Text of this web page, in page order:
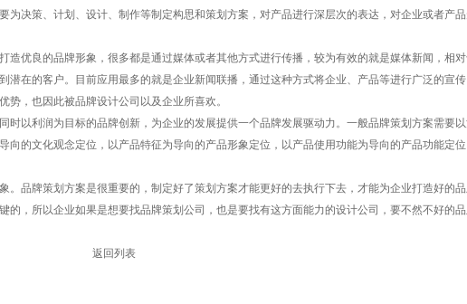
决策、计划、设计、制作等制定构思和策划方案，对产品进行深层次的表达，对企业或者产
良的品牌形象，很多都是通过媒体或者其他方式进行传播，较为有效的就是媒体新闻，相
在的客户。目前应用最多的就是企业新闻联播，通过这种方式将企业、产品等进行广泛的宣
，也因此被品牌设计公司以及企业所喜欢。
利润为目标的品牌创新，为企业的发展提供一个品牌发展驱动力。一般品牌策划方案需要
的文化观念定位，以产品特征为导向的产品形象定位，以产品使用功能为导向的产品功能定
牌策划方案是很重要的，制定好了策划方案才能更好的去执行下去，才能为企业打造好的
，所以企业如果是想要找品牌策划公司，也是要找有这方面能力的设计公司，要不然不好的
返回列表